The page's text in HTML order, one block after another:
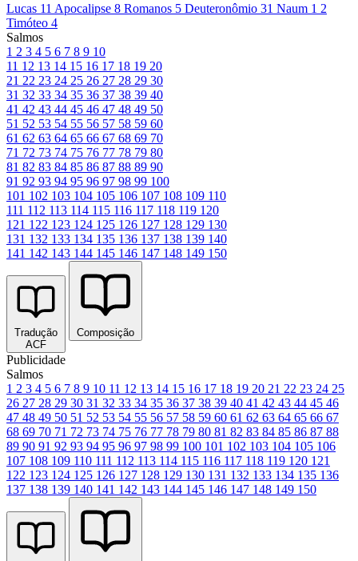
Lucas 11 Apocalipse 8 Romanos 5 Deuteronômio 31 Naum 1 2
Timóteo 4
Salmos
1 2 3 4 5 6 7 8 9 10
11 12 13 14 15 16 17 18 19 20
21 22 23 24 25 26 27 28 29 30
31 32 33 34 35 36 37 38 39 40
41 42 43 44 45 46 47 48 49 50
51 52 53 54 55 56 57 58 59 60
61 62 63 64 65 66 67 68 69 70
71 72 73 74 75 76 77 78 79 80
81 82 83 84 85 86 87 88 89 90
91 92 93 94 95 96 97 98 99 100
101 102 103 104 105 106 107 108 109 110
111 112 113 114 115 116 117 118 119 120
121 122 123 124 125 126 127 128 129 130
131 132 133 134 135 136 137 138 139 140
141 142 143 144 145 146 147 148 149 150
Tradução
ACF
Composição
Publicidade
Salmos
1 2 3 4 5 6 7 8 9 10 11 12 13 14 15 16 17 18 19 20 21 22 23 24 25
26 27 28 29 30 31 32 33 34 35 36 37 38 39 40 41 42 43 44 45 46
47 48 49 50 51 52 53 54 55 56 57 58 59 60 61 62 63 64 65 66 67
68 69 70 71 72 73 74 75 76 77 78 79 80 81 82 83 84 85 86 87 88
89 90 91 92 93 94 95 96 97 98 99 100 101 102 103 104 105 106
107 108 109 110 111 112 113 114 115 116 117 118 119 120 121
122 123 124 125 126 127 128 129 130 131 132 133 134 135 136
137 138 139 140 141 142 143 144 145 146 147 148 149 150